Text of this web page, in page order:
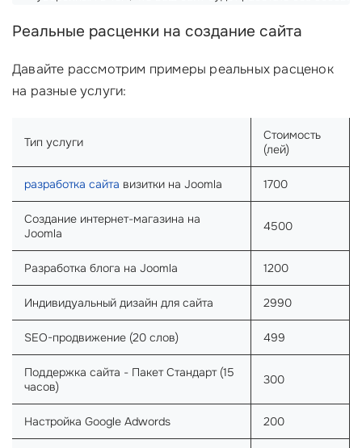
Реальные расценки на создание сайта
Давайте рассмотрим примеры реальных расценок
на разные услуги:
Тип услуги
Стоимость
(лей)
разработка сайта визитки на Joomla 1700
Создание интернет-магазина на
Joomla
4500
Разработка блога на Joomla 1200
Индивидуальный дизайн для сайта 2990
SEO-продвижение (20 слов) 499
Поддержка сайта - Пакет Стандарт (15
часов)
300
Настройка Google Adwords 200